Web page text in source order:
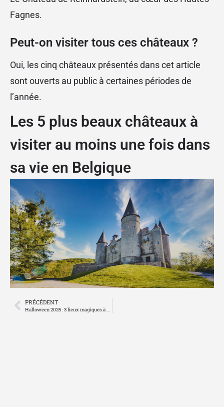
Fagnes.
Peut-on visiter tous ces châteaux ?
Oui, les cinq châteaux présentés dans cet article
sont ouverts au public à certaines périodes de
l’année.
Les 5 plus beaux châteaux à
visiter au moins une fois dans
sa vie en Belgique
PRÉCÉDENT
Halloween 2025 : 3 lieux magiques à découvrir tout le mois d’octobre en Belgique